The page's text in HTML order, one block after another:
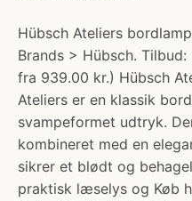
Hübsch Ateliers
Brands > Hübsch.
fra 939.00 kr.) Hübsch
Ateliers er en klassik
svampeformet udtryk.
kombineret med en
sikrer et blødt og
praktisk læselys og Køb